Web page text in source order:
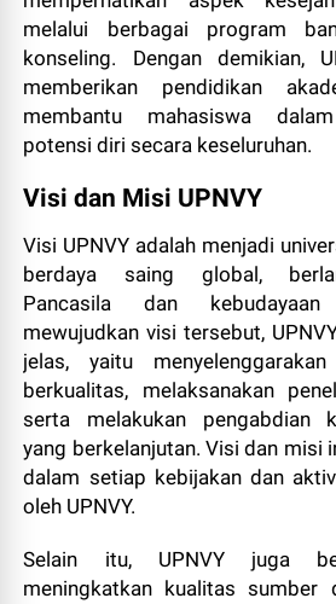
melalui berbagai program
konseling. Dengan demikian,
memberikan pendidikan
membantu mahasiswa
potensi diri secara keseluruhan.
Visi dan Misi UPNVY
Visi UPNVY adalah menjadi
berdaya saing global,
Pancasila dan
mewujudkan visi tersebut,
jelas, yaitu
berkualitas, melaksanakan
serta melakukan pengabdian
yang berkelanjutan. Visi dan misi
dalam setiap kebijakan dan
oleh UPNVY.
Selain itu, UPNVY juga
meningkatkan kualitas sumber